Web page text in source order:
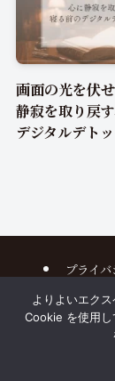
画面の光を伏
静寂を取り戻
デジタルデト
プライ
© 2025 本と
よりよいエク
Cookie を使用し